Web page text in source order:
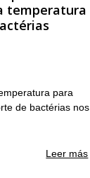
temperatura
para
de bactérias nos
Leer más